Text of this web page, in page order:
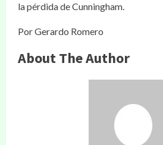
la pérdida de Cunningham.
Por Gerardo Romero
About The Author